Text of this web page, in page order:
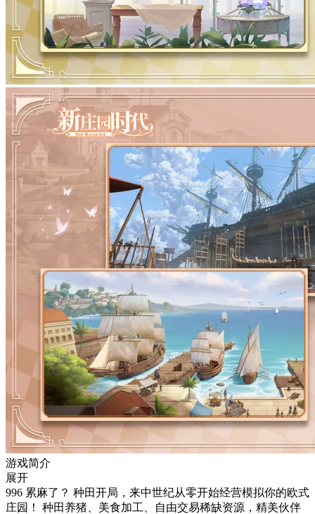
游戏简介
展开
996 累麻了？ 种田开局，来中世纪从零开始经营模拟你的欧式
庄园！ 种田养猪、美食加工、自由交易稀缺资源，精美伙伴